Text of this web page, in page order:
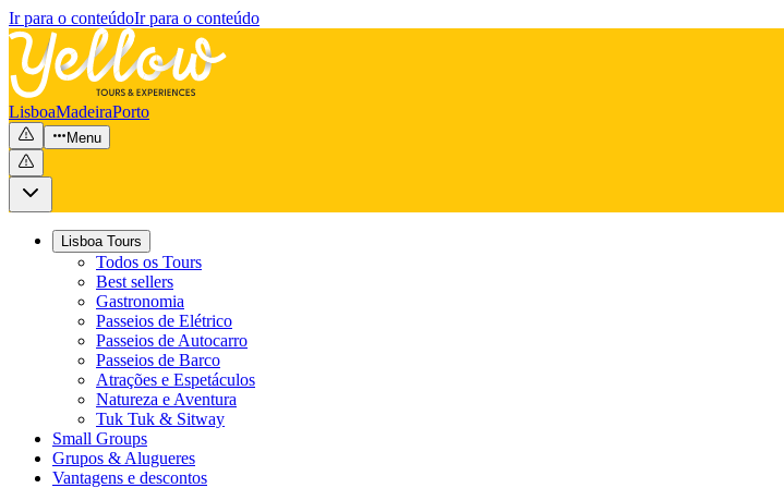
Ir para o conteúdoIr para o conteúdo
LisboaMadeiraPorto
Menu
Lisboa Tours
Todos os Tours
Best sellers
Gastronomia
Passeios de Elétrico
Passeios de Autocarro
Passeios de Barco
Atrações e Espetáculos
Natureza e Aventura
Tuk Tuk & Sitway
Small Groups
Grupos & Alugueres
Vantagens e descontos